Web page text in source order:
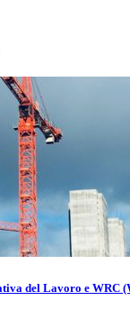
del Lavoro e WRC